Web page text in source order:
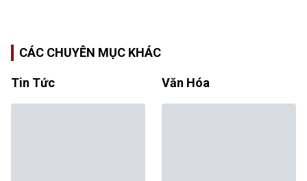
CÁC CHUYÊN MỤC KHÁC
Tin Tức Văn Hóa